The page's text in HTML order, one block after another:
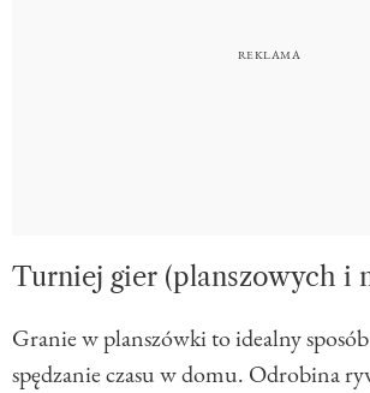
Turniej gier (planszowych i
Granie w planszówki to idealny
spędzanie czasu w domu. Odrobina